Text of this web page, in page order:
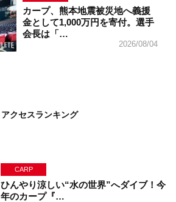
カープ、熊本地震被災地へ義援
金として1,000万円を寄付。選手
会長は「…
2026/08/04
アクセスランキング
CARP
ひんやり涼しい“水の世界”へダイブ！今
年のカープ『…